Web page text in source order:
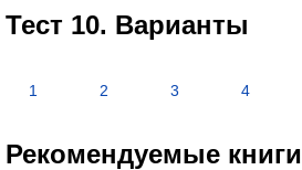
Тест 10. Варианты
1 2 3 4
Рекомендуемые книги